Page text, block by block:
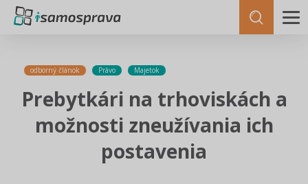
odborný článok Právo Majetok
Prebytkári na trhoviskách a
možnosti zneužívania ich
postavenia